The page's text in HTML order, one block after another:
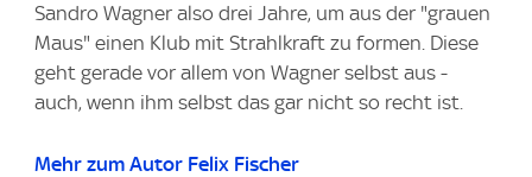
Sandro Wagner also drei Jahre, um aus der "grauen
Maus" einen Klub mit Strahlkraft zu formen. Diese
geht gerade vor allem von Wagner selbst aus -
auch, wenn ihm selbst das gar nicht so recht ist.
Mehr zum Autor Felix Fischer